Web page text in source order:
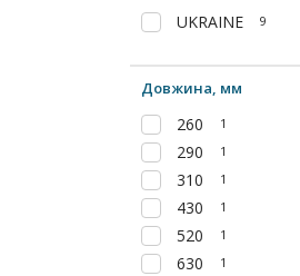
UKRAINE 9
Довжина, мм
260 1
290 1
310 1
430 1
520 1
630 1